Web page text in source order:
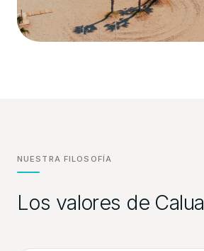
NUESTRA FILOSOFÍA
Los valores de Calua